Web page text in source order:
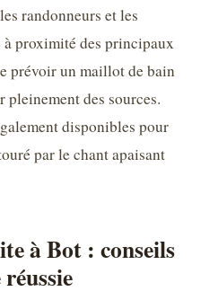
randonneurs et les
proximité des principaux
prévoir un maillot de bain
des sources.
disponibles pour
par le chant apaisant
à Bot : conseils